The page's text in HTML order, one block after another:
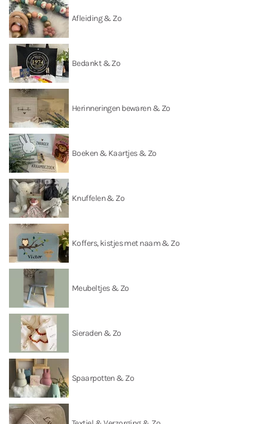
Afleiding & Zo
Bedankt & Zo
Herinneringen bewaren & Zo
Boeken & Kaartjes & Zo
Knuffelen & Zo
Koffers, kistjes met naam & Zo
Meubeltjes & Zo
Sieraden & Zo
Spaarpotten & Zo